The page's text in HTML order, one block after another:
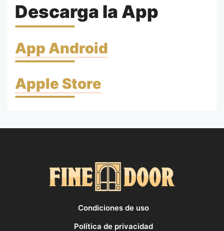
Descarga la App
App Android
Apple Store
Condiciones de uso
Política de privacidad